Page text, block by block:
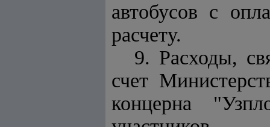
автобусов с
расчету.
9. Расходы,
счет
концерна